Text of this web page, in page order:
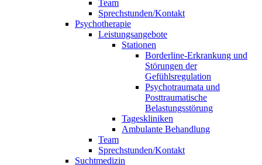
Team
Sprechstunden/Kontakt
Psychotherapie
Leistungsangebote
Stationen
Borderline-Erkrankung und
Störungen der
Gefühlsregulation
Psychotraumata und
Posttraumatische
Belastungsstörung
Tageskliniken
Ambulante Behandlung
Team
Sprechstunden/Kontakt
Suchtmedizin